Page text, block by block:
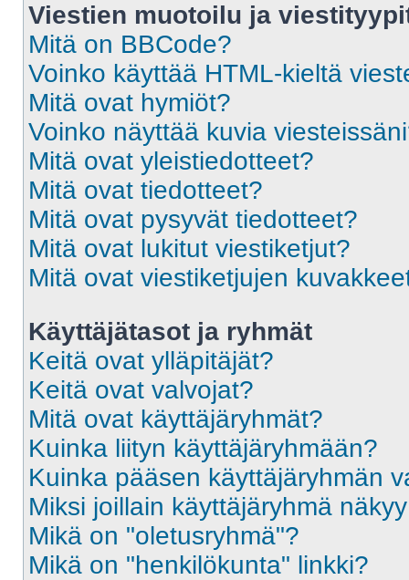
Viestien muotoilu ja
Mitä on BBCode?
Voinko käyttää HTML-kieltä
Mitä ovat hymiöt?
Voinko näyttää kuvia
Mitä ovat yleistiedotteet?
Mitä ovat tiedotteet?
Mitä ovat pysyvät tiedotteet?
Mitä ovat lukitut viestiketjut?
Mitä ovat viestiketjujen
Käyttäjätasot ja ryhmät
Keitä ovat ylläpitäjät?
Keitä ovat valvojat?
Mitä ovat käyttäjäryhmät?
Kuinka liityn käyttäjäryhmään?
Kuinka pääsen käyttäjäryhmän
Miksi joillain käyttäjäryhmä
Mikä on "oletusryhmä"?
Mikä on "henkilökunta" linkki?